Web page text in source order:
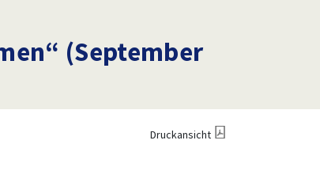
(September
Druckansicht